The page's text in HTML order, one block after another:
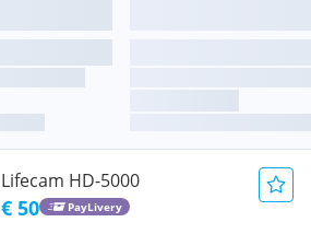
Lifecam HD-5000
€ 50 PayLivery